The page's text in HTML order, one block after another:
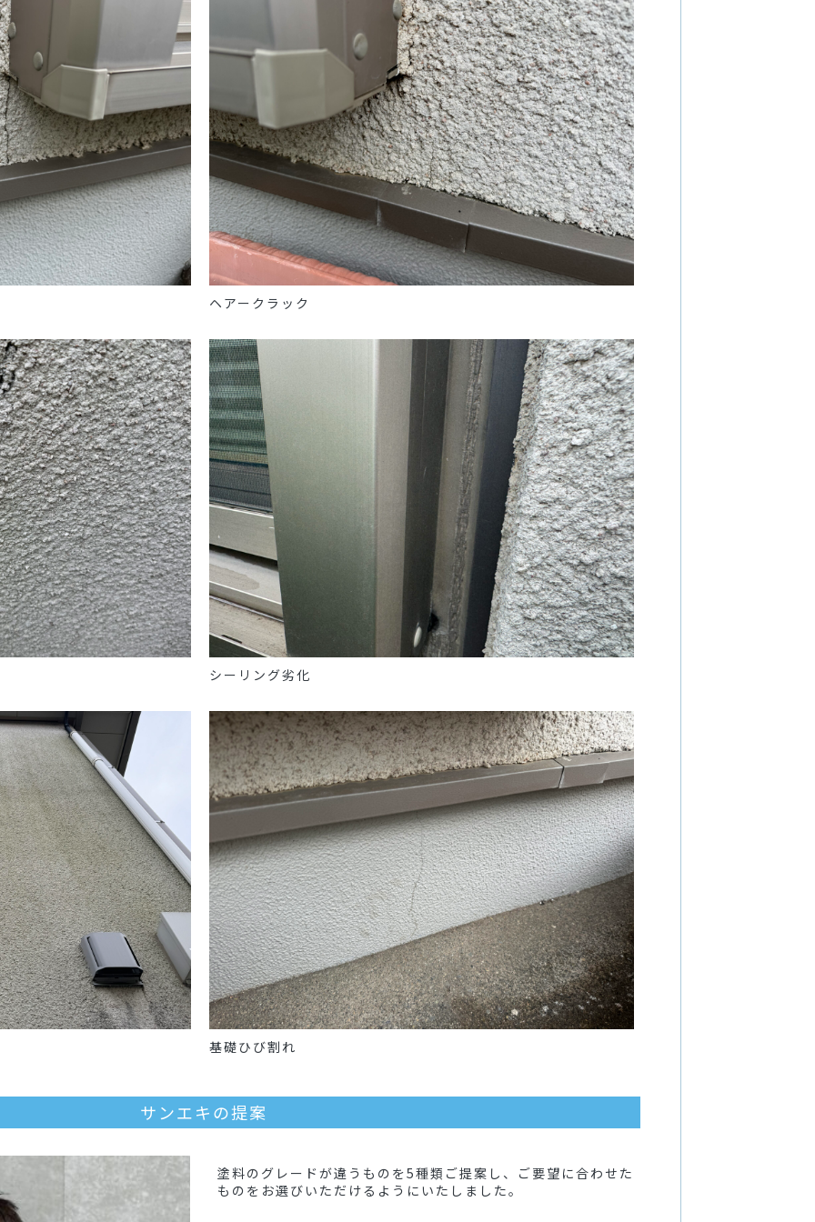
ヘアークラック
シーリング劣化
基礎ひび割れ
サンエキの提案
塗料のグレードが違うものを5種類ご提案し、ご要望に合わせた
ものをお選びいただけるようにいたしました。